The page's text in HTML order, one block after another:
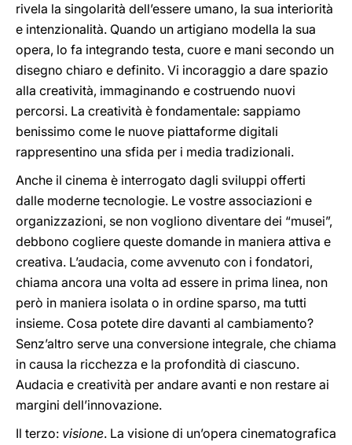
rivela la singolarità dell’essere umano, la sua interiorità
e intenzionalità. Quando un artigiano modella la sua
opera, lo fa integrando testa, cuore e mani secondo un
disegno chiaro e definito. Vi incoraggio a dare spazio
alla creatività, immaginando e costruendo nuovi
percorsi. La creatività è fondamentale: sappiamo
benissimo come le nuove piattaforme digitali
rappresentino una sfida per i media tradizionali.
Anche il cinema è interrogato dagli sviluppi offerti
dalle moderne tecnologie. Le vostre associazioni e
organizzazioni, se non vogliono diventare dei “musei”,
debbono cogliere queste domande in maniera attiva e
creativa. L’audacia, come avvenuto con i fondatori,
chiama ancora una volta ad essere in prima linea, non
però in maniera isolata o in ordine sparso, ma tutti
insieme. Cosa potete dire davanti al cambiamento?
Senz’altro serve una conversione integrale, che chiama
in causa la ricchezza e la profondità di ciascuno.
Audacia e creatività per andare avanti e non restare ai
margini dell’innovazione.
Il terzo: visione. La visione di un’opera cinematografica